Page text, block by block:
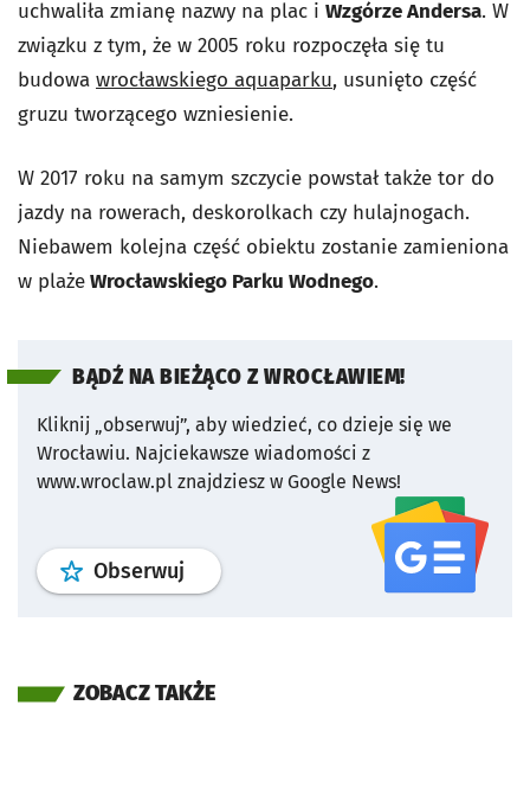
uchwaliła zmianę nazwy na plac i Wzgórze Andersa. W
związku z tym, że w 2005 roku rozpoczęła się tu
budowa wrocławskiego aquaparku, usunięto część
gruzu tworzącego wzniesienie.
W 2017 roku na samym szczycie powstał także tor do
jazdy na rowerach, deskorolkach czy hulajnogach.
Niebawem kolejna część obiektu zostanie zamieniona
w plażeWrocławskiego Parku Wodnego.
BĄDŹ NA BIEŻĄCO Z WROCŁAWIEM!
Kliknij „obserwuj”, aby wiedzieć, co dzieje się we
Wrocławiu. Najciekawsze wiadomości z
www.wroclaw.pl znajdziesz w Google News!
Obserwuj profil serwisu
ZOBACZ TAKŻE